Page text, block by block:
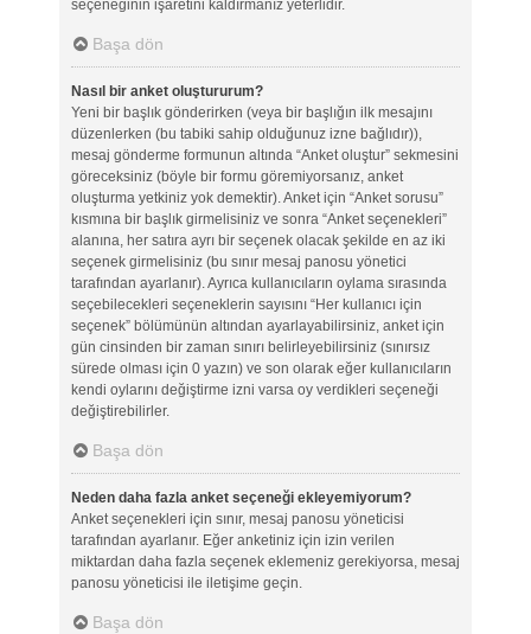
seçeneğinin işaretini kaldırmanız yeterlidir.
Başa dön
Nasıl bir anket oluştururum?
Yeni bir başlık gönderirken (veya bir başlığın ilk mesajını
düzenlerken (bu tabiki sahip olduğunuz izne bağlıdır)),
mesaj gönderme formunun altında “Anket oluştur” sekmesini
göreceksiniz (böyle bir formu göremiyorsanız, anket
oluşturma yetkiniz yok demektir). Anket için “Anket sorusu”
kısmına bir başlık girmelisiniz ve sonra “Anket seçenekleri”
alanına, her satıra ayrı bir seçenek olacak şekilde en az iki
seçenek girmelisiniz (bu sınır mesaj panosu yönetici
tarafından ayarlanır). Ayrıca kullanıcıların oylama sırasında
seçebilecekleri seçeneklerin sayısını “Her kullanıcı için
seçenek” bölümünün altından ayarlayabilirsiniz, anket için
gün cinsinden bir zaman sınırı belirleyebilirsiniz (sınırsız
sürede olması için 0 yazın) ve son olarak eğer kullanıcıların
kendi oylarını değiştirme izni varsa oy verdikleri seçeneği
değiştirebilirler.
Başa dön
Neden daha fazla anket seçeneği ekleyemiyorum?
Anket seçenekleri için sınır, mesaj panosu yöneticisi
tarafından ayarlanır. Eğer anketiniz için izin verilen
miktardan daha fazla seçenek eklemeniz gerekiyorsa, mesaj
panosu yöneticisi ile iletişime geçin.
Başa dön